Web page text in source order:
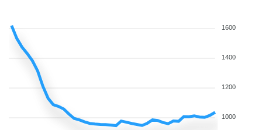
1600
1400
1200
1000